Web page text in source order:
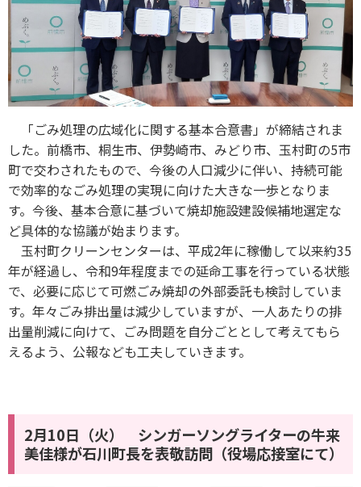
「ごみ処理の広域化に関する基本合意書」が締結されま
した。前橋市、桐生市、伊勢崎市、みどり市、玉村町の5市
町で交わされたもので、今後の人口減少に伴い、持続可能
で効率的なごみ処理の実現に向けた大きな一歩となりま
す。今後、基本合意に基づいて焼却施設建設候補地選定な
ど具体的な協議が始まります。
玉村町クリーンセンターは、平成2年に稼働して以来約35
年が経過し、令和9年程度までの延命工事を行っている状態
で、必要に応じて可燃ごみ焼却の外部委託も検討していま
す。年々ごみ排出量は減少していますが、一人あたりの排
出量削減に向けて、ごみ問題を自分ごととして考えてもら
えるよう、公報なども工夫していきます。
2月10日（火） シンガーソングライターの牛来
美佳様が石川町長を表敬訪問（役場応接室にて）